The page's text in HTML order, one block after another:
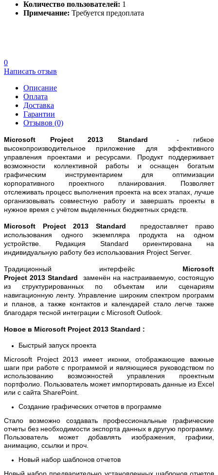
Количество пользователей: 1
Примечание: Требуется предоплата
0
Написать отзыв
Описание
Оплата
Доставка
Гарантии
Отзывов (0)
Microsoft Project2013 Standard
- гибкое
высокопроизводительное приложение для эффективного
управления проектами и ресурсами. Продукт поддерживает
возможности коллективной работы и оснащен богатым
графическим инструментарием для оптимизации
корпоративного проектного планирования. Позволяет
отслеживать процесс выполнения проекта на всех этапах, лучше
организовывать совместную работу и завершать проекты в
нужное время с учётом выделенных бюджетных средств.
Microsoft Project2013 Standard
предоставляет право
использования одного экземпляра продукта на одном
устройстве. Редакция Standard ориентирована на
индивидуальную работу без использования Project Server.
Традиционный интерфейс
Microsoft
Project 2013 Standard
заменён на настраиваемую, состоящую
из структурированных по объектам или сценариям
навигационную ленту. Управление широким спектром программ
и планов, а также контактов и календарей стало легче также
благодаря тесной интеграции с Microsoft Outlook.
Новое в Microsoft Project 2013 Standard :
Быстрый запуск проекта
Microsoft Project 2013 имеет иконки, отображающие важные
шаги при работе с программой и являющиеся руководством по
использованию возможностей управления проектным
портфолио. Пользователь может импортировать данные из Excel
или с сайта SharePoint.
Создание графических отчетов в программе
Стало возможно создавать профессиональные графические
отчеты без необходимости экспорта данных в другую программу.
Пользователь может добавлять изображения, графики,
анимацию, ссылки и проч.
Новый набор шаблонов отчетов